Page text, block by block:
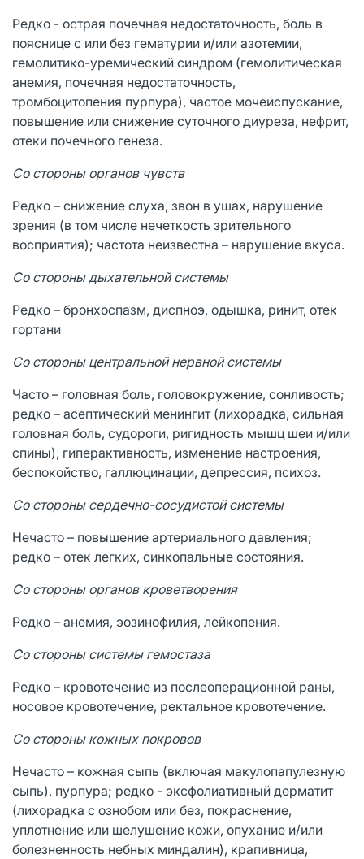
Редко - острая почечная недостаточность, боль в
пояснице с или без гематурии и/или азотемии,
гемолитико-уремический синдром (гемолитическая
анемия, почечная недостаточность,
тромбоцитопения пурпура), частое мочеиспускание,
повышение или снижение суточного диуреза, нефрит,
отеки почечного генеза.
Со стороны органов чувств
Редко – снижение слуха, звон в ушах, нарушение
зрения (в том числе нечеткость зрительного
восприятия); частота неизвестна – нарушение вкуса.
Со стороны дыхательной системы
Редко – бронхоспазм, диспноэ, одышка, ринит, отек
гортани
Со стороны центральной нервной системы
Часто – головная боль, головокружение, сонливость;
редко – асептический менингит (лихорадка, сильная
головная боль, судороги, ригидность мышц шеи и/или
спины), гиперактивность, изменение настроения,
беспокойство, галлюцинации, депрессия, психоз.
Со стороны сердечно-сосудистой системы
Нечасто – повышение артериального давления;
редко – отек легких, синкопальные состояния.
Со стороны органов кроветворения
Редко – анемия, эозинофилия, лейкопения.
Со стороны системы гемостаза
Редко – кровотечение из послеоперационной раны,
носовое кровотечение, ректальное кровотечение.
Со стороны кожных покровов
Нечасто – кожная сыпь (включая макулопапулезную
сыпь), пурпура; редко - эксфолиативный дерматит
(лихорадка с ознобом или без, покраснение,
уплотнение или шелушение кожи, опухание и/или
болезненность небных миндалин), крапивница,